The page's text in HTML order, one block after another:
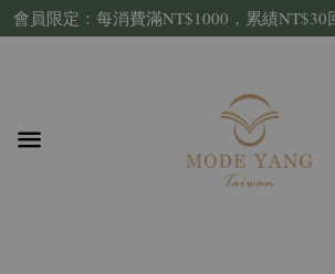
會員限定：每消費滿NT$1000，累績NT$30